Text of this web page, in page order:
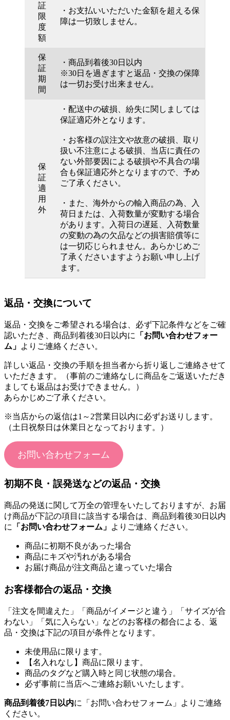
証
限
度
額
・お支払いいただいた金額を超える保
障は一切致しません。
保
証
期
間
・商品到着後30日以内
※30日を過ぎますと返品・交換の保障
は一切お受け出来ません。
保
証
適
用
外
・配送中の破損、紛失に関しましては
保証適応外となります。
・お客様の誤注文や故意の破損、取り
扱い不注意による破損、当店に責任の
ない外部要因による破損や不具合の場
合も保証適応外となりますので、予め
ご了承ください。
・また、海外からの輸入商品の為、入
荷日または、入荷数量が変動する場合
があります。入荷日の遅延、入荷数量
の変動の為の欠品などの損害賠償等に
は一切応じられません。あらかじめご
了承くださいますようお願い申し上げ
ます。
返品・交換について
返品・交換をご希望される場合は、必ず下記条件などをご確
認いただき、商品到着後30日以内に
「お問い合わせフォー
ム」 よりご連絡ください。
詳しい返品・交換の手順を担当者から折り返しご連絡させて
いただきます。（事前のご連絡なしに商品をご返送いただき
ましても返品はお受けできません。）
あらかじめご了承ください。
※当店からの返信は1～2営業日以内に必ずお送りします。
（土日祝祭日は休業日となっております。）
お問い合わせフォーム
初期不良・誤発送などの返品・交換
商品の発送に関して万全の管理をいたしておりますが、お届
け商品が下記の項目に該当する場合は、商品到着後30日以内
に
「お問い合わせフォーム」 よりご連絡ください。
商品に初期不良があった場合
商品にキズや汚れがある場合
お届け商品が注文商品と違っていた場合
お客様都合の返品・交換
「注文を間違えた」「商品がイメージと違う」「サイズが合
わない」「気に入らない」などのお客様の都合による、返
品・交換は下記の項目が条件となります。
未使用品に限ります。
【名入れなし】商品に限ります。
商品のタグなど購入時と同じ状態の場合。
必ず事前に当店へご連絡お願いいたします。
商品到着後7日以内に「お問い合わせフォーム」よりご連絡
ください。